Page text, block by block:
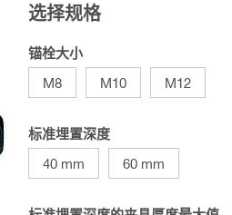
选择规格
锚栓大小
M8
M10 M12
标准埋置深度
40 mm
60 mm